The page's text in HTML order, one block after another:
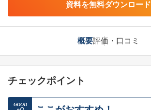
資料を無料ダウンロード
概要評価・口コミ
チェックポイント
GOOD